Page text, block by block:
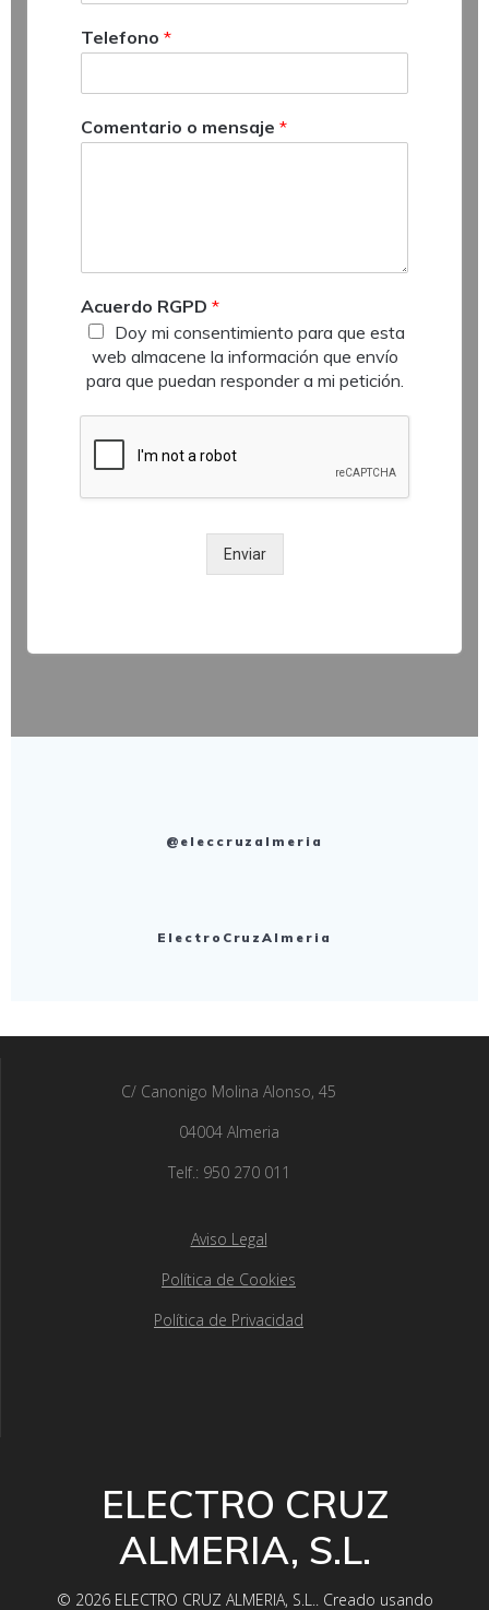
C
m
n
C
r
e
o
Telefono *
Comentario o mensaje *
Acuerdo RGPD *
Doy mi consentimiento para que esta
web almacene la información que envío
para que puedan responder a mi petición.
Enviar
@eleccruzalmeria
ElectroCruzAlmeria
C/ Canonigo Molina Alonso, 45
04004 Almeria
Telf.: 950 270 011
Aviso Legal
Política de Cookies
Política de Privacidad
ELECTRO CRUZ
ALMERIA, S.L.
© 2026 ELECTRO CRUZ ALMERIA, S.L.. Creado usando